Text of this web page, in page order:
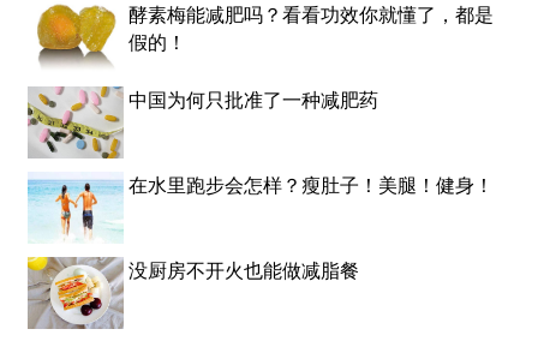
酵素梅能减肥吗？看看功效你就懂了，都是
假的！
中国为何只批准了一种减肥药
在水里跑步会怎样？瘦肚子！美腿！健身！
没厨房不开火也能做减脂餐